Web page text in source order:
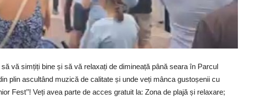
vă simțiți bine și să vă relaxați de dimineață până seara în Parcul
plin ascultând muzică de calitate și unde veți mânca gustoșenii cu
Fest’’! Veți avea parte de acces gratuit la: Zona de plajă și relaxare;